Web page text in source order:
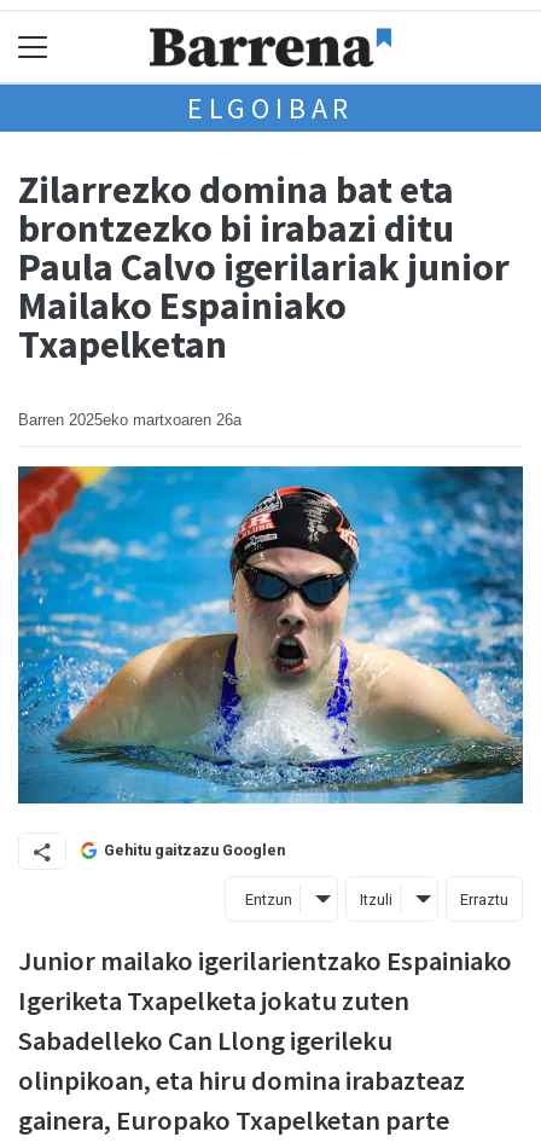
ELGOIBAR
Zilarrezko domina bat eta
brontzezko bi irabazi ditu
Paula Calvo igerilariak junior
Mailako Espainiako
Txapelketan
Barren 2025eko martxoaren 26a
Gehitu gaitzazu Googlen
Entzun Itzuli Erraztu
Junior mailako igerilarientzako Espainiako
Igeriketa Txapelketa jokatu zuten
Sabadelleko Can Llong igerileku
olinpikoan, eta hiru domina irabazteaz
gainera, Europako Txapelketan parte